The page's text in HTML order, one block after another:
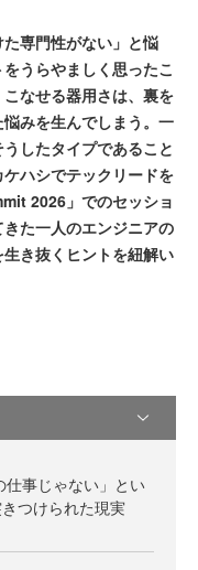
専門性がない」と悩
うらやましく思ったこ
なせる器用さは、裏を
みを生んでしまう。一
したタイプであること
ハシでテックリードを
2026」でのセッショ
た一人のエンジニアの
き抜くヒントを紐解い
仕事じゃない」とい
つけられた現実